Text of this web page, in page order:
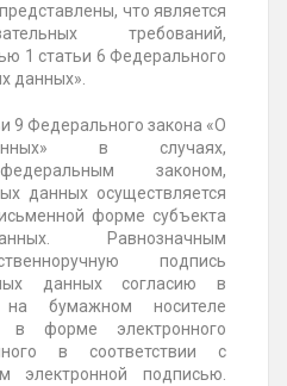
что является
требований,
1 статьи 6 Федерального
данных».
9 Федерального закона «О
в случаях,
законом,
данных осуществляется
форме субъекта
Равнозначным
подпись
данных согласию в
бумажном носителе
в форме электронного
в соответствии с
электронной подписью.